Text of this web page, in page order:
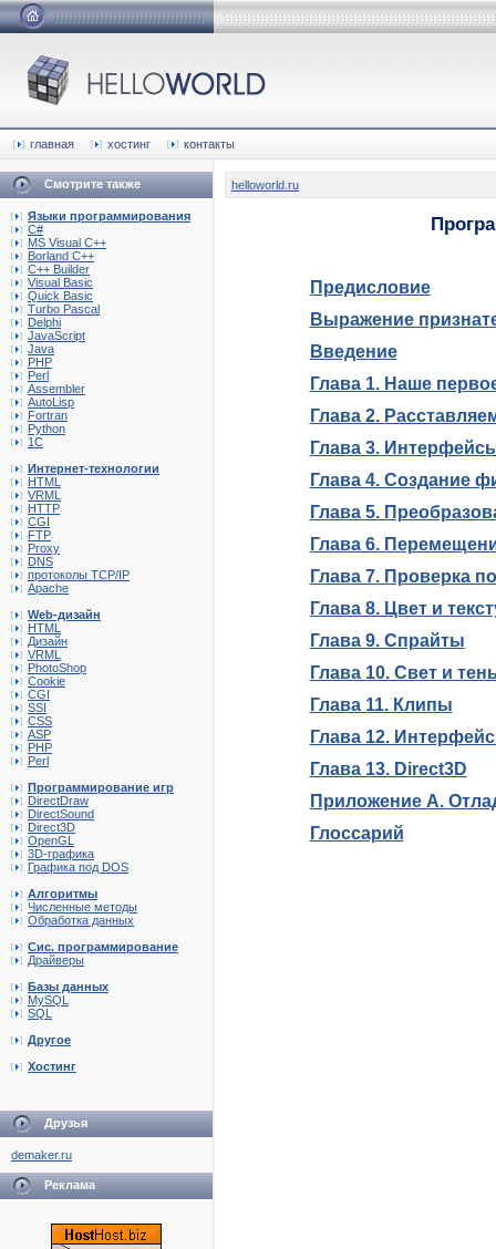
главная хостинг контакты
Смотрите также
Языки программирования
C#
MS Visual C++
Borland C++
C++ Builder
Visual Basic
Quick Basic
Turbo Pascal
Delphi
JavaScript
Java
PHP
Perl
Assembler
AutoLisp
Fortran
Python
1C
Интернет-технологии
HTML
VRML
HTTP
CGI
FTP
Proxy
DNS
протоколы TCP/IP
Apache
Web-дизайн
HTML
Дизайн
VRML
PhotoShop
Cookie
CGI
SSI
CSS
ASP
PHP
Perl
Программирование игр
DirectDraw
DirectSound
Direct3D
OpenGL
3D-графика
Графика под DOS
Алгоритмы
Численные методы
Обработка данных
Сис. программирование
Драйверы
Базы данных
MySQL
SQL
Другое
Хостинг
Друзья
demaker.ru
Реклама
helloworld.ru
Предисловие
Выражение
Введение
Глава 1. Наше
Глава 2.
Глава 3.
Глава 4. Создание
Глава 5.
Глава 6.
Глава 7. Проверка
Глава 8. Цвет и
Глава 9. Спрайты
Глава 10. Свет и
Глава 11. Клипы
Глава 12.
Глава 13. Direct3D
Приложение А.
Глоссарий